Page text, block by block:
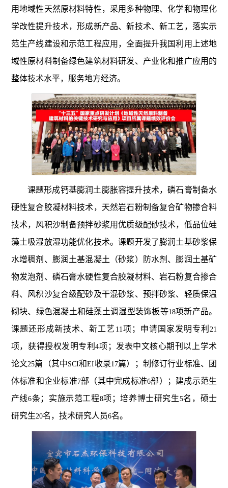
用地域性天然原材料特性，采用多种物理、化学和物理化
学改性提升技术，形成新产品、新技术、新工艺，落实示
范生产线建设和示范工程应用，全面提升我国利用上述地
域性原材料制备绿色建筑材料研发、产业化和推广应用的
整体技术水平，服务地方经济。
课题形成钙基膨润土膨胀容提升技术，磷石膏制备水
硬性复合胶凝材料技术，天然岩石粉制备复合矿物掺合料
技术，风积沙制备预拌砂浆用优质级配砂技术，低品位硅
藻土吸湿放湿功能优化技术。课题开发了膨润土基砂浆保
水增稠剂、膨润土基混凝土（砂浆）防水剂、膨润土基矿
物发泡剂、磷石膏水硬性复合胶凝材料、岩石粉复合掺合
料、风积沙复合级配砂及干混砂浆、预拌砂浆、轻质保温
砌块、绿色混凝土和硅藻土调湿型装饰板等18项新产品。
课题还形成新技术、新工艺 11 项；申请国家发明专利 21
项，获得授权发明专利4项；发表中文核心期刊以上学术
论文25篇（其中SCI和EI 收录17篇）；制修订行业标准、团
体标准和企业标准7部（其中完成标准6部）；建成示范生
产线6条；实施示范工程8项；培养博士研究生5名，硕士
研究生20名，技术研究人员6名。